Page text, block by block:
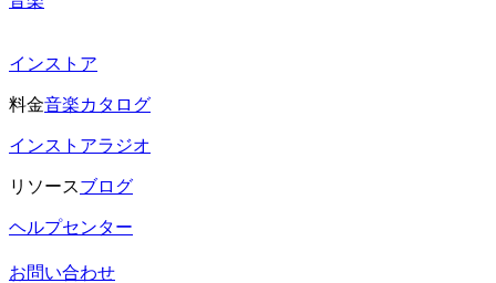
インストア
料金音楽カタログ
インストアラジオ
リソースブログ
ヘルプセンター
お問い合わせ